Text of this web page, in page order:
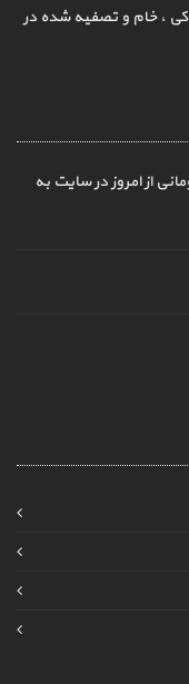
، خام و تصفیه شده در
بر اساس ارز آزاد 160 هزارتومانی از امروز در سایت به